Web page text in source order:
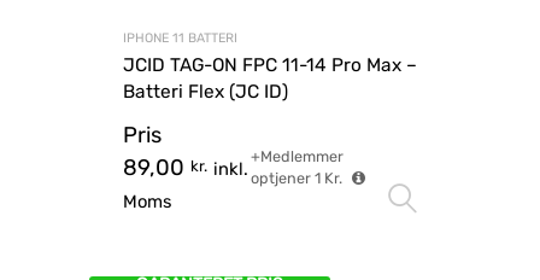
IPHONE 11 BATTERI
JCID TAG-ON FPC 11-14 Pro Max –
Batteri Flex (JC ID)
Pris
89,00 kr. inkl.
Moms
+Medlemmer
optjener1 Kr.